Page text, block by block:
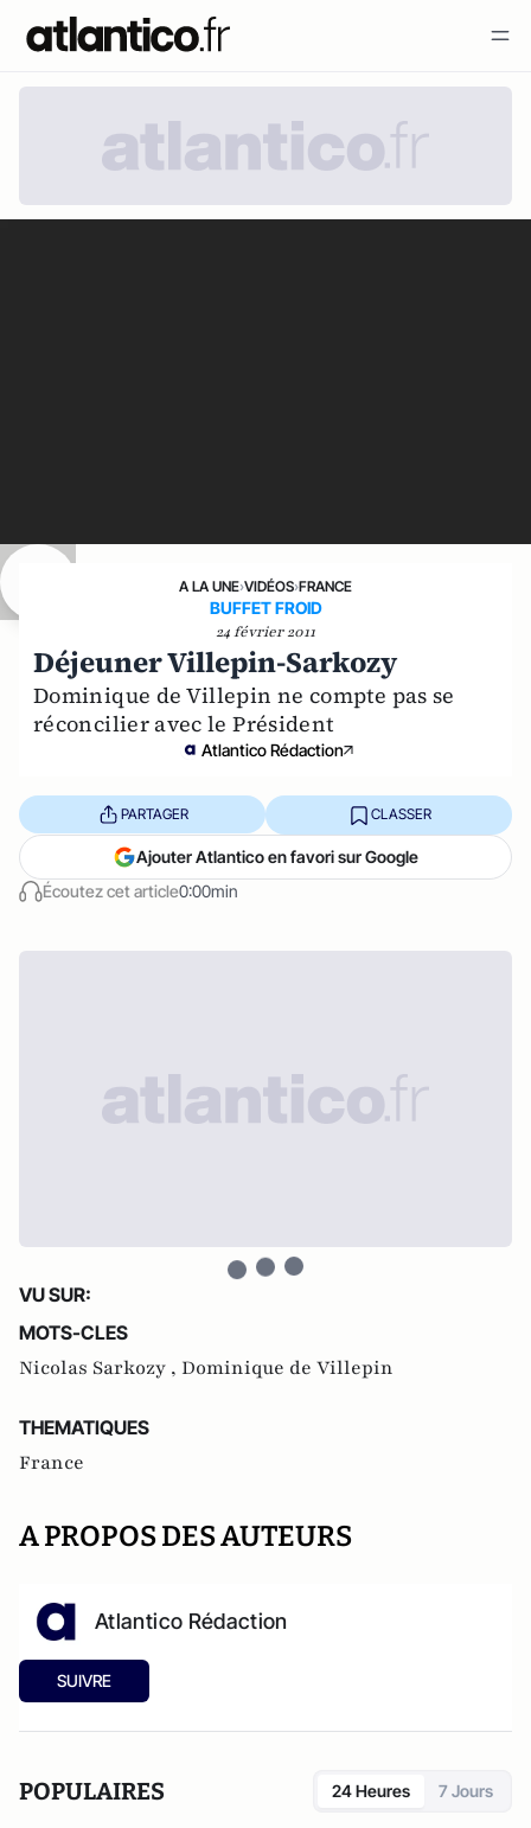
A LA UNE›VIDÉOS›FRANCE
BUFFET FROID
24 février 2011
Déjeuner Villepin-Sarkozy
Dominique de Villepin ne compte pas se
réconcilier avec le Président
Atlantico Rédaction
Écoutez cet article0:00min
PARTAGER CLASSER
Ajouter Atlantico en favori sur Google
VU SUR:
MOTS-CLES
Nicolas Sarkozy , Dominique de Villepin
THEMATIQUES
France
A PROPOS DES AUTEURS
Atlantico Rédaction
SUIVRE
POPULAIRES 24 Heures 7 Jours